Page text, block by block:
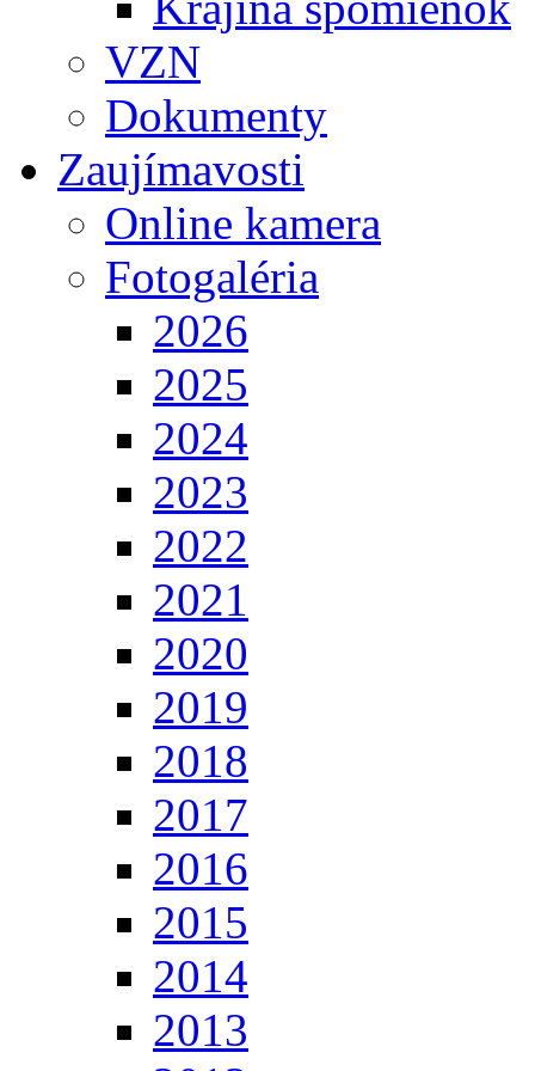
VZN
Dokumenty
Zaujímavosti
Online kamera
Fotogaléria
2026
2025
2024
2023
2022
2021
2020
2019
2018
2017
2016
2015
2014
2013